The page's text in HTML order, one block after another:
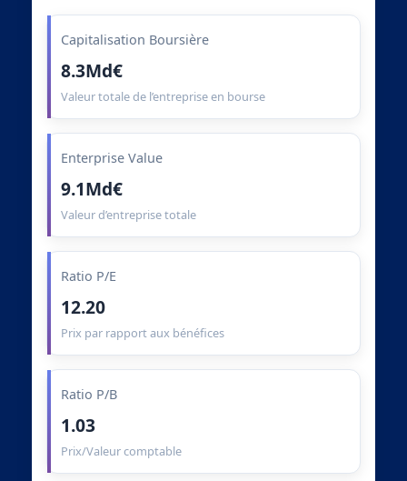
Capitalisation Boursière
8.3Md€
Valeur totale de l’entreprise en bourse
Enterprise Value
9.1Md€
Valeur d’entreprise totale
Ratio P/E
12.20
Prix par rapport aux bénéfices
Ratio P/B
1.03
Prix/Valeur comptable